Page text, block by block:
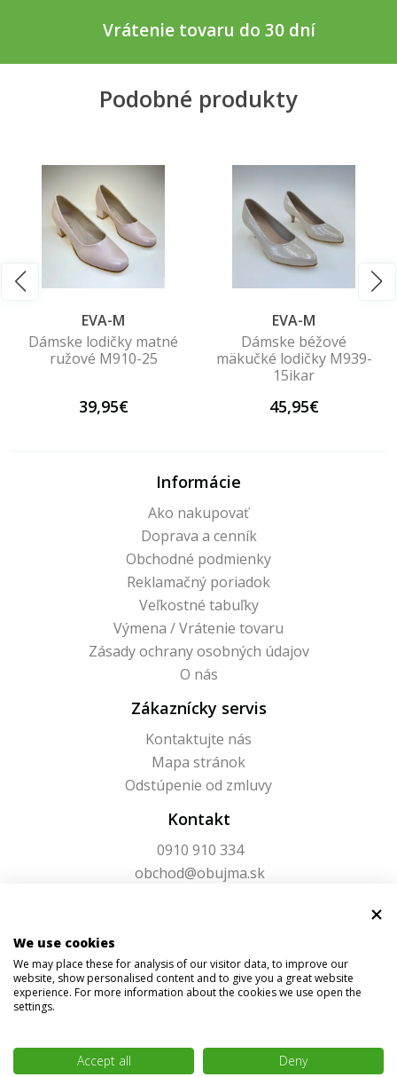
Vrátenie tovaru do 30 dní
Podobné produkty
EVA-M
Dámske lodičky matné
ružové M910-25
39,95€
EVA-M
Dámske béžové
mäkučké lodičky M939-
15ikar
45,95€
Informácie
Ako nakupovať
Doprava a cenník
Obchodné podmienky
Reklamačný poriadok
Veľkostné tabuľky
Výmena / Vrátenie tovaru
Zásady ochrany osobných údajov
O nás
Zákaznícky servis
Kontaktujte nás
Mapa stránok
Odstúpenie od zmluvy
Kontakt
0910 910 334
obchod@obujma.sk
We use cookies
We may place these for analysis of our visitor data, to improve our
website, show personalised content and to give you a great website
experience. For more information about the cookies we use open the
settings.
Accept all Deny